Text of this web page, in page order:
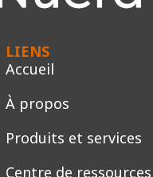
LIENS
Accueil
À propos
Produits et services
Centre de ressources